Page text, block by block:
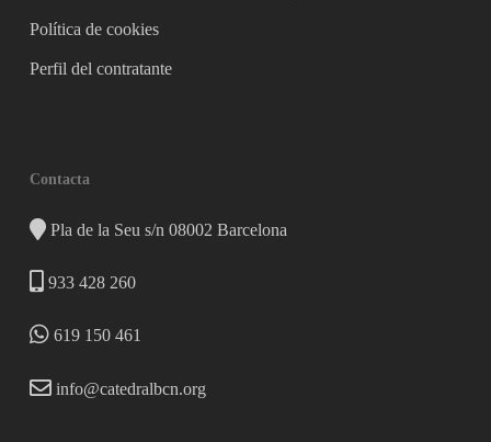
Política de cookies
Perfil del contratante
Contacta
Pla de la Seu s/n 08002 Barcelona
933 428 260
619 150 461
info@catedralbcn.org